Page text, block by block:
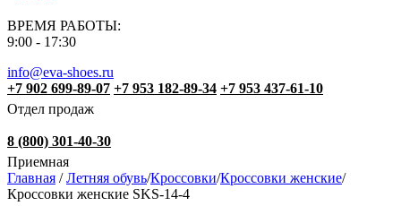
ВРЕМЯ РАБОТЫ:
9:00 - 17:30
info@eva-shoes.ru
+7 902 699-89-07 +7 953 182-89-34 +7 953 437-61-10
Отдел продаж
8 (800) 301-40-30
Приемная
Главная / Летняя обувь/Кроссовки/Кроссовки женские/
Кроссовки женские SKS-14-4